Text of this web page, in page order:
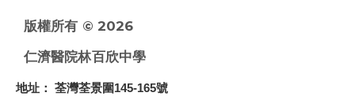
版權所有 © 2026
仁濟醫院林百欣中學
地址 ： 荃灣荃景圍145-165號